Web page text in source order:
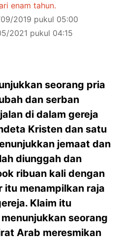
enam tahun.
2019 pukul 05:00
2021 pukul 04:15
seorang pria
dan serban
di dalam gereja
Kristen dan satu
jemaat dan
diunggah dan
ribuan kali dengan
itu menampilkan raja
Klaim itu
seorang
Arab meresmikan